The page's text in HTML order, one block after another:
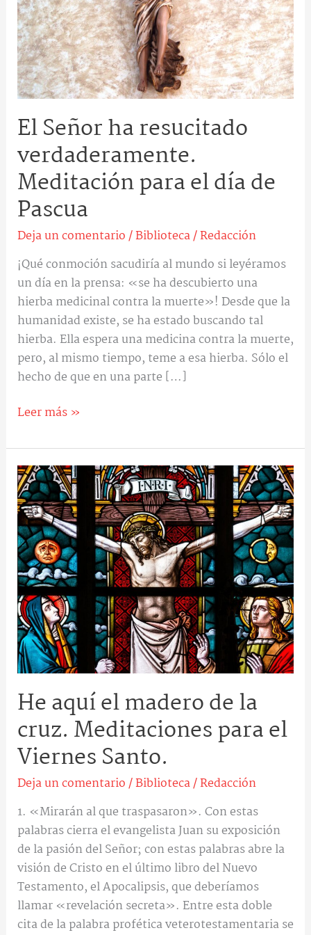
El Señor ha resucitado
verdaderamente.
Meditación para el día de
Pascua
Deja un comentario/Biblioteca/Redacción
¡Qué conmoción sacudiría al mundo si leyéramos
un día en la prensa: «se ha descubierto una
hierba medicinal contra la muerte»! Desde que la
humanidad existe, se ha estado buscando tal
hierba. Ella espera una medicina contra la muerte,
pero, al mismo tiempo, teme a esa hierba. Sólo el
hecho de que en una parte […]
para
el
día
de
Pascua
Leer más »
He aquí el madero de la
cruz. Meditaciones para el
Viernes Santo.
Deja un comentario/Biblioteca/Redacción
1. «Mirarán al que traspasaron». Con estas
palabras cierra el evangelista Juan su exposición
de la pasión del Señor; con estas palabras abre la
visión de Cristo en el último libro del Nuevo
Testamento, el Apocalipsis, que deberíamos
llamar «revelación secreta». Entre esta doble
cita de la palabra profética veterotestamentaria se
He
aquí
el
madero
de
la
cruz.
Meditaciones
para
el
Viernes